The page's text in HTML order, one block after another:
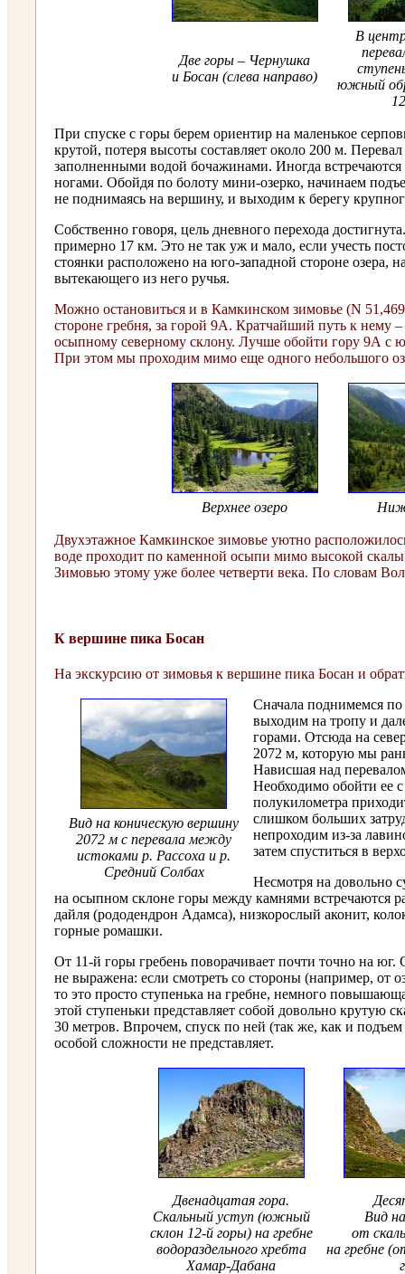
Две горы – Чернушка
и Босан (слева направо)
В
южный
При спуске с горы берем ориентир на маленькое
крутой, потеря высоты составляет около 200 м.
заполненными водой бочажинами. Иногда
ногами. Обойдя по болоту мини-озерко, начинаем
не поднимаясь на вершину, и выходим к берегу
Собственно говоря, цель дневного перехода
примерно 17 км. Это не так уж и мало, если учесть
стоянки расположено на юго-западной стороне озера,
вытекающего из него ручья.
Можно остановиться и в Камкинском зимовье (N
стороне гребня, за горой 9А. Кратчайший путь к нему
осыпному северному склону. Лучше обойти гору 9А с
При этом мы проходим мимо еще одного небольшого
Верхнее озеро
Двухэтажное Камкинское зимовье уютно
воде проходит по каменной осыпи мимо высокой
Зимовью этому уже более четверти века. По словам
К вершине пика Босан
На экскурсию от зимовья к вершине пика Босан и
Вид на коническую вершину
2072 м с перевала между
истоками р. Рассоха и р.
Средний Солбах
Сначала поднимемся по
выходим на тропу и
горами. Отсюда на
2072 м, которую мы
Нависшая над
Необходимо обойти ее
полукилометра
слишком больших
непроходим из-за
затем спуститься в
Несмотря на довольно
на осыпном склоне горы между камнями встречаются
дайля (рододендрон Адамса), низкорослый аконит,
горные ромашки.
От 11-й горы гребень поворачивает почти точно на
не выражена: если смотреть со стороны (например, от
то это просто ступенька на гребне, немного
этой ступеньки представляет собой довольно крутую
30 метров. Впрочем, спуск по ней (так же, как и
особой сложности не представляет.
Двенадцатая гора.
Скальный уступ (южный
склон 12-й горы) на гребне
водораздельного хребта
Хамар-Дабана
Вид
от
на гребне